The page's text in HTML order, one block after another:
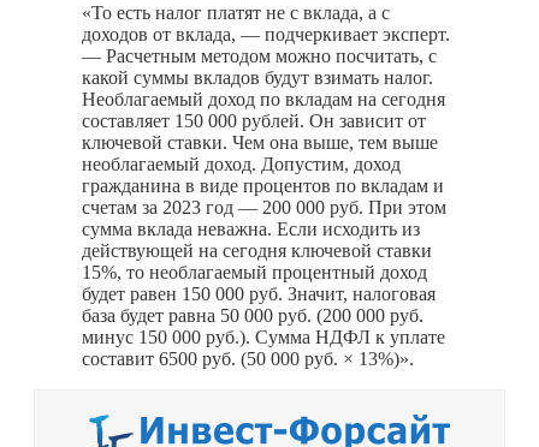
«То есть налог платят не с вклада, а с
доходов от вклада, — подчеркивает эксперт.
— Расчетным методом можно посчитать, с
какой суммы вкладов будут взимать налог.
Необлагаемый доход по вкладам на сегодня
составляет 150 000 рублей. Он зависит от
ключевой ставки. Чем она выше, тем выше
необлагаемый доход. Допустим, доход
гражданина в виде процентов по вкладам и
счетам за 2023 год — 200 000 руб. При этом
сумма вклада неважна. Если исходить из
действующей на сегодня ключевой ставки
15%, то необлагаемый процентный доход
будет равен 150 000 руб. Значит, налоговая
база будет равна 50 000 руб. (200 000 руб.
минус 150 000 руб.). Сумма НДФЛ к уплате
составит 6500 руб. (50 000 руб. × 13%)».